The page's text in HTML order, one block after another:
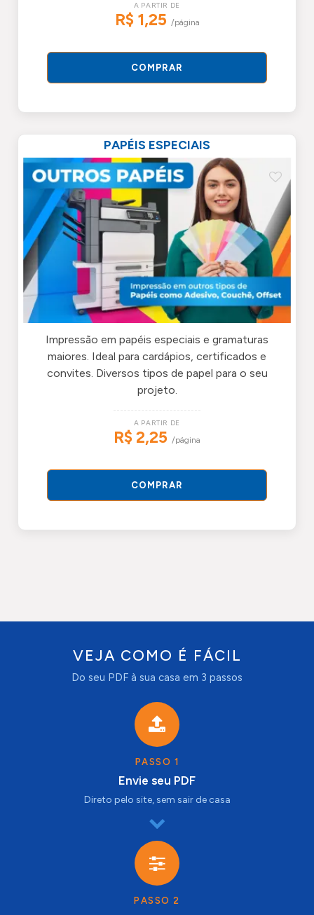
A PARTIR DE
R$ 1,25 /página
COMPRAR
PAPÉIS ESPECIAIS
Impressão em papéis especiais e gramaturas
maiores. Ideal para cardápios, certificados e
convites. Diversos tipos de papel para o seu
projeto.
A PARTIR DE
R$ 2,25 /página
COMPRAR
VEJA COMO É FÁCIL
Do seu PDF à sua casa em 3 passos
PASSO 1
Envie seu PDF
Direto pelo site, sem sair de casa
PASSO 2